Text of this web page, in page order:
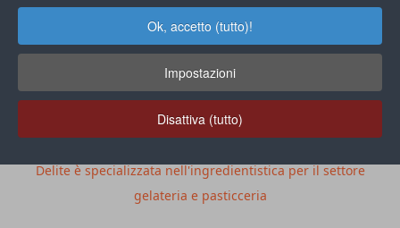
Ok, accetto (tutto)!
Impostazioni
Disattiva (tutto)
Delite è specializzata nell'ingredientistica per il settore
gelateria e pasticceria